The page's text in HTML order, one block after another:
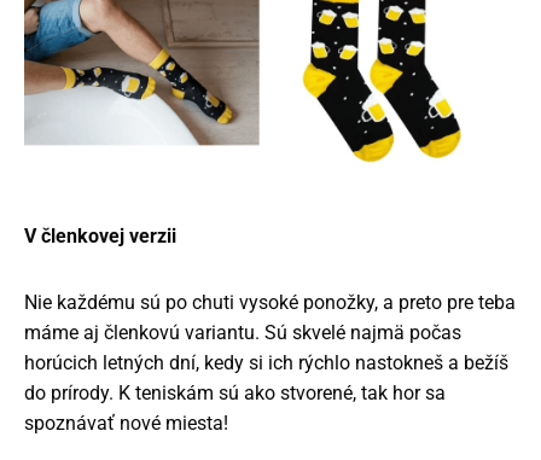
V členkovej verzii
Nie každému sú po chuti vysoké ponožky, a preto pre teba
máme aj členkovú variantu. Sú skvelé najmä počas
horúcich letných dní, kedy si ich rýchlo nastokneš a bežíš
do prírody. K teniskám sú ako stvorené, tak hor sa
spoznávať nové miesta!